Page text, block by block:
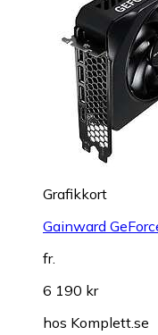
Grafikkort
Gainward
fr.
6 190 kr
hos Komplett.se